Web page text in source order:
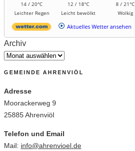
14 / 20°C
Leichter Regen
12 / 18°C
Leicht bewölkt
8 / 21°C
Wolkig
Aktuelles Wetter ansehen
Archiv
GEMEINDE AHRENVIÖL
Adresse
Moorackerweg 9
25885 Ahrenviöl
Telefon und Email
Mail: info@ahrenvioel.de